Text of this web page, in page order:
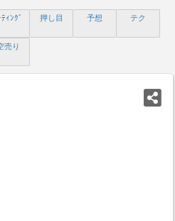
ﾃｨﾝｸﾞ 押し目 予想 テク
売り